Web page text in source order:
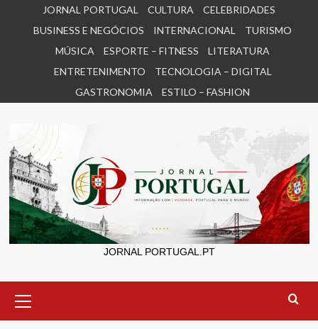
JORNAL PORTUGAL CULTURA
CELEBRIDADES
BUSINESS E NEGÓCIOS
INTERNACIONAL
TURISMO
MÚSICA
ESPORTE – FITNESS
LITERATURA
ENTRETENIMENTO
TECNOLOGIA – DIGITAL
GASTRONOMIA
ESTILO – FASHION
JORNAL PORTUGAL.PT
Menu